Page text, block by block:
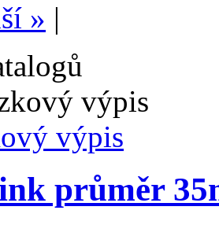
» |
výpis
výpis
průměr